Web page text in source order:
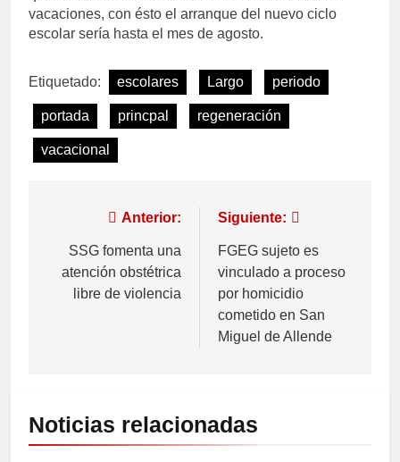
vacaciones, con ésto el arranque del nuevo ciclo
escolar sería hasta el mes de agosto.
Etiquetado: escolares Largo periodo
portada princpal regeneración
vacacional
Anterior:
SSG fomenta una
atención obstétrica
libre de violencia
Siguiente:
FGEG sujeto es
vinculado a proceso
por homicidio
cometido en San
Miguel de Allende
Noticias relacionadas